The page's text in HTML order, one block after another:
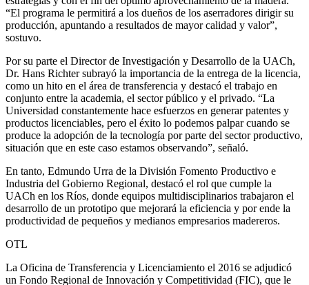
“El programa le permitirá a los dueños de los aserradores dirigir su
producción, apuntando a resultados de mayor calidad y valor”,
sostuvo.
Por su parte el Director de Investigación y Desarrollo de la UACh,
Dr. Hans Richter subrayó la importancia de la entrega de la licencia,
como un hito en el área de transferencia y destacó el trabajo en
conjunto entre la academia, el sector público y el privado. “La
Universidad constantemente hace esfuerzos en generar patentes y
productos licenciables, pero el éxito lo podemos palpar cuando se
produce la adopción de la tecnología por parte del sector productivo,
situación que en este caso estamos observando”, señaló.
En tanto, Edmundo Urra de la División Fomento Productivo e
Industria del Gobierno Regional, destacó el rol que cumple la
UACh en los Ríos, donde equipos multidisciplinarios trabajaron el
desarrollo de un prototipo que mejorará la eficiencia y por ende la
productividad de pequeños y medianos empresarios madereros.
OTL
La Oficina de Transferencia y Licenciamiento el 2016 se adjudicó
un Fondo Regional de Innovación y Competitividad (FIC), que le